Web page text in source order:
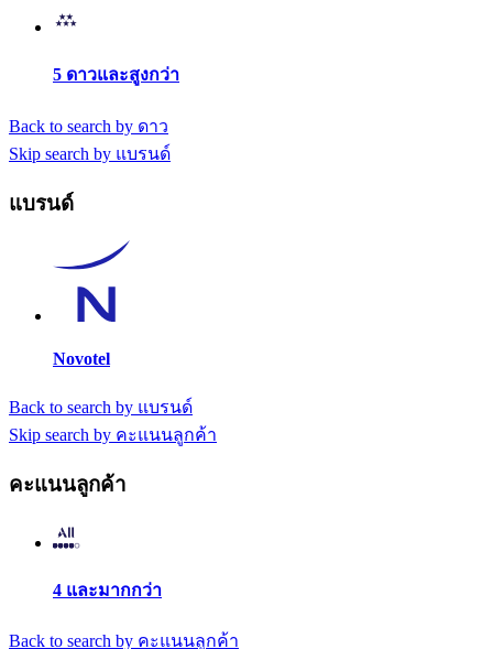
5 ดาวและสูงกว่า
Back to search by ดาว
Skip search by แบรนด์
แบรนด์
Novotel
Back to search by แบรนด์
Skip search by คะแนนลูกค้า
คะแนนลูกค้า
4 และมากกว่า
Back to search by คะแนนลูกค้า